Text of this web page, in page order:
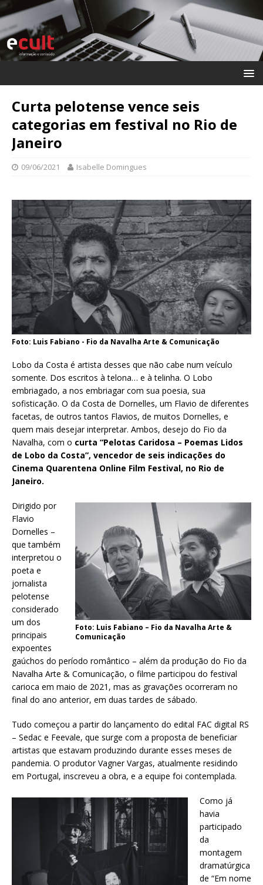
Curta pelotense vence seis
categorias em festival no Rio de
Janeiro
09/06/2021 Isabelle Domingues
Foto: Luis Fabiano - Fio da Navalha Arte & Comunicação
Lobo da Costa é artista desses que não cabe num veículo
somente. Dos escritos à telona… e à telinha. O Lobo
embriagado, a nos embriagar com sua poesia, sua
sofisticação. O da Costa de Dornelles, um Flavio de diferentes
facetas, de outros tantos Flavios, de muitos Dornelles, e
quem mais desejar interpretar. Ambos, desejo do Fio da
Navalha, com o curta “Pelotas Caridosa – Poemas Lidos
de Lobo da Costa”, vencedor de seis indicações do
Cinema Quarentena Online Film Festival, no Rio de
Janeiro.
Foto: Luis Fabiano – Fio da Navalha Arte &
Comunicação
Dirigido por
Flavio
Dornelles –
que também
interpretou o
poeta e
jornalista
pelotense
considerado
um dos
principais
expoentes
gaúchos do período romântico – além da produção do Fio da
Navalha Arte & Comunicação, o filme participou do festival
carioca em maio de 2021, mas as gravações ocorreram no
final do ano anterior, em duas tardes de sábado.
Tudo começou a partir do lançamento do edital FAC digital RS
– Sedac e Feevale, que surge com a proposta de beneficiar
artistas que estavam produzindo durante esses meses de
pandemia. O produtor Vagner Vargas, atualmente residindo
em Portugal, inscreveu a obra, e a equipe foi contemplada.
Como já
havia
participado
da
montagem
dramatúrgica
de “Em nome